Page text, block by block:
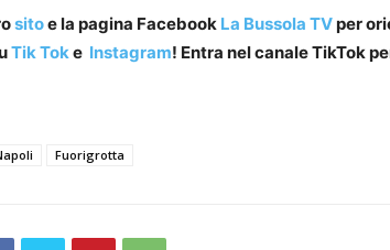
sitoe la pagina Facebook La Bussola TVper
Tik Toke Instagram! Entra nel canale TikTok
Fuorigrotta